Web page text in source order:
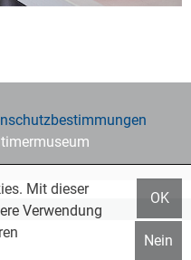
Mit dieser
Verwendung
OK
Nein